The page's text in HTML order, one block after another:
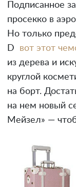
Подписанное
просекко в
Но только
D
вот этот
из дерева и
круглой
на борт.
на нем новый
Мейзел» —